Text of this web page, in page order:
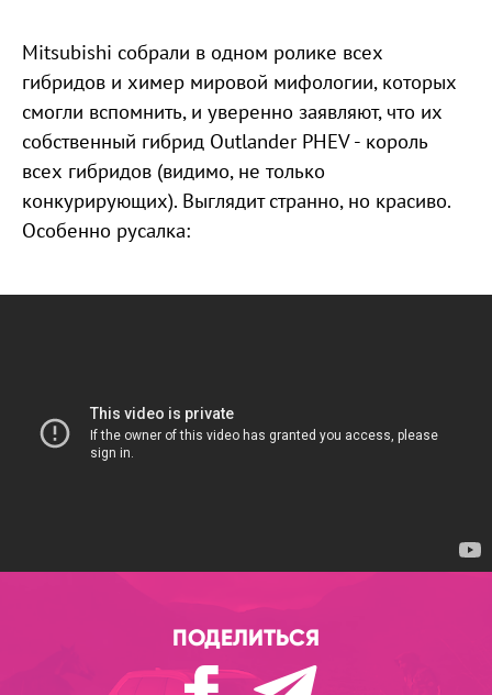
Mitsubishi собрали в одном ролике всех
гибридов и химер мировой мифологии, которых
смогли вспомнить, и уверенно заявляют, что их
собственный гибрид Outlander PHEV - король
всех гибридов (видимо, не только
конкурирующих). Выглядит странно, но красиво.
Особенно русалка:
ПОДЕЛИТЬСЯ